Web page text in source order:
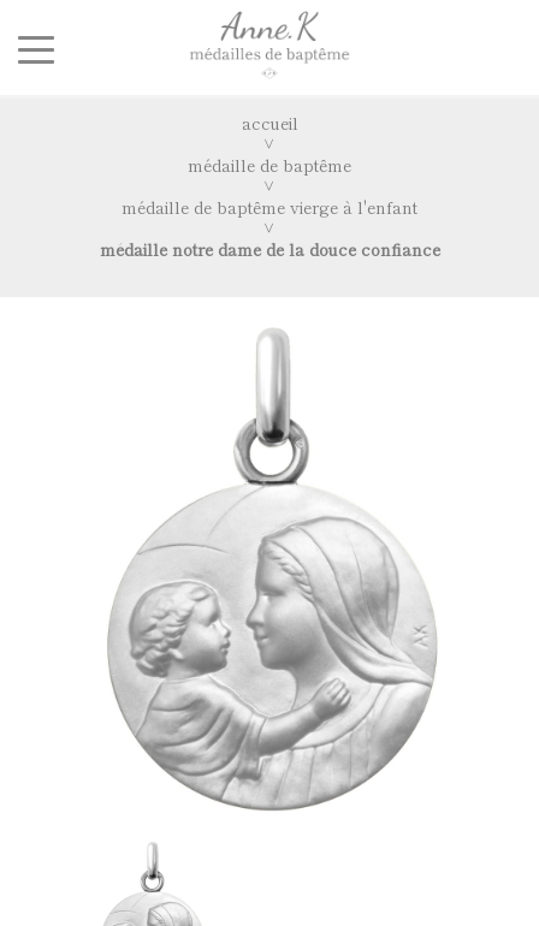
accueil
médaille de baptême
médaille de baptême vierge à l'enfant
médaille notre dame de la douce confiance